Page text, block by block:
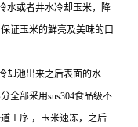
水或者井水冷却玉米，降
证玉米的鲜亮及美味的口
却池出来之后表面的水
全部采用sus304食品级不
工序 ，玉米速冻，之后